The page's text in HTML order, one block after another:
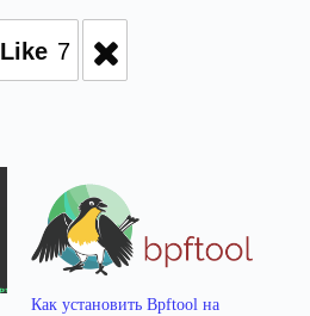
Like 7
Как установить Bpftool на